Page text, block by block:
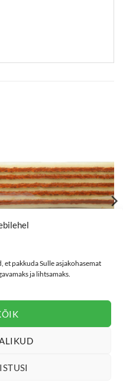
et pakkuda Sulle asjakohasemat
ja lihtsamaks.
13,64€
Maksa kolmes võrdses osas 3 x 4.55€